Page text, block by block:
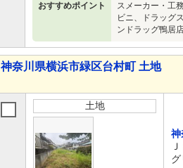
おすすめポイント
スメーカー・工
ビニ、ドラッグ
ンドラッグ鴨居
神奈川県横浜市緑区台村町 土地
土地
神